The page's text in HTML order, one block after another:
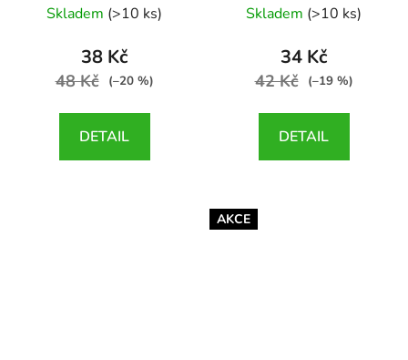
Pinus sylvestris
Skladem (>10 ks)
38 Kč
48 Kč (–20 %)
DETAIL
50cm
Skladem (>10 ks)
34 Kč
42 Kč (–19 %)
DETAIL
AKCE